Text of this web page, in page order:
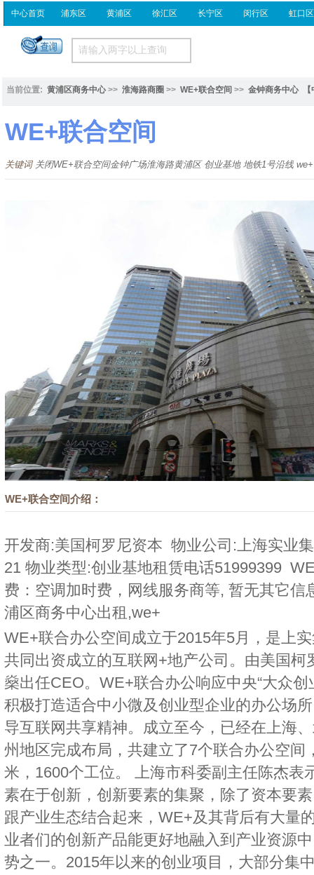
中心首页 浦东区 黄浦区 徐汇区 长宁区 闵行区 虹口区
当前位置: 黄浦区商务中心 >> 淮海路商圈 >> WE+联合空间 >> 金钟商务中心
WE+联合空间
关键词 关闭WE+联合空间金钟广场淮海路黄浦区 创业基地 地铁1号沿线 we+
WE+联合空间介绍：
开发商:美国柯罗尼资本 物业公司:上海实业
21 物业类型:创业基地租赁电话51999399
费：空调加时费，网线服务商等, 暂无其它
浦区商务中心出租,we+
WE+联合办公空间成立于2015年5月，是上
共同出资成立的互联网+地产公司。由美国柯
燊出任CEO。WE+联合办公响应中央“大众
积极打造适合中小微及创业型企业的办公场
导互联网共享精神。成立至今，已经在上海
州地区完成布局，共建立了7个联合办公空间
米，1600个工位。 上海市科委副主任陈杰表
素在于创新，创新要素的集聚，除了资本要
跟产业生态结合起来，WE+及其背后有大量
业者们的创新产品能更好地融入到产业资源
势之一。2015年以来的创业项目，大部分集